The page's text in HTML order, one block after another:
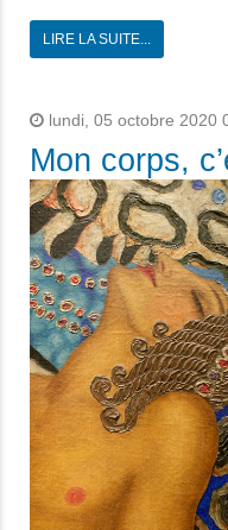
LIRE LA SUITE...
lundi, 05 octobre 2020
Mon corps,